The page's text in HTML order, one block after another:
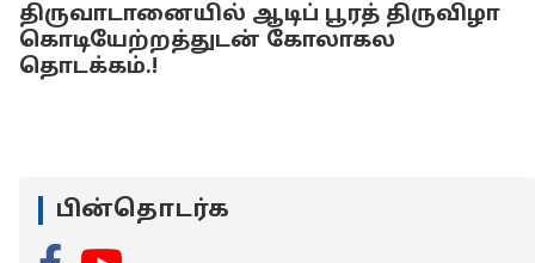
திருவாடானையில் ஆடிப் பூரத் திருவிழா
கொடியேற்றத்துடன் கோலாகல
தொடக்கம்.!
பின்தொடர்க